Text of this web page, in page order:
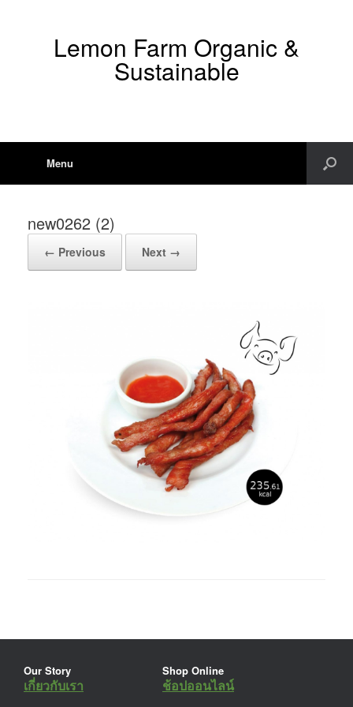
Lemon Farm Organic &
Sustainable
Menu
new0262 (2)
← Previous Next →
Our Story
เกี่ยวกับเรา
Shop Online
ช้อปออนไลน์